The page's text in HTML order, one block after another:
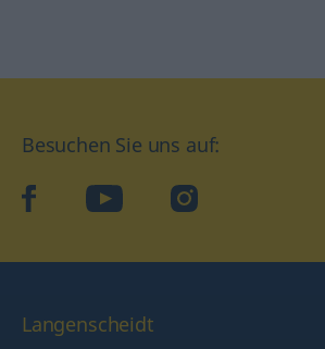
Besuchen Sie uns auf:
facebook YouTube Instagram
Langenscheidt